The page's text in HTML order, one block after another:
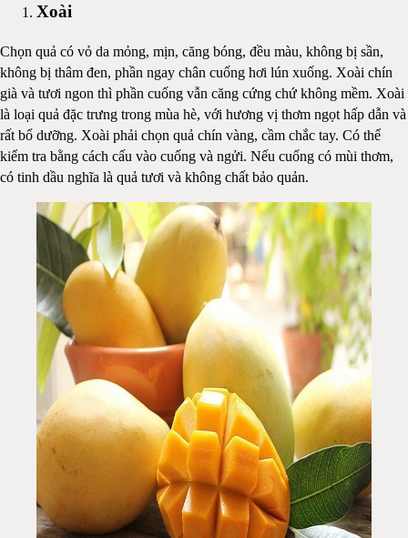
Xoài
Chọn quả có vỏ da mỏng, mịn, căng bóng, đều màu, không bị sần,
không bị thâm đen, phần ngay chân cuống hơi lún xuống. Xoài chín
già và tươi ngon thì phần cuống vẫn căng cứng chứ không mềm. Xoài
là loại quả đặc trưng trong mùa hè, với hương vị thơm ngọt hấp dẫn và
rất bổ dưỡng. Xoài phải chọn quả chín vàng, cầm chắc tay. Có thể
kiểm tra bằng cách cấu vào cuống và ngửi. Nếu cuống có mùi thơm,
có tinh dầu nghĩa là quả tươi và không chất bảo quản.